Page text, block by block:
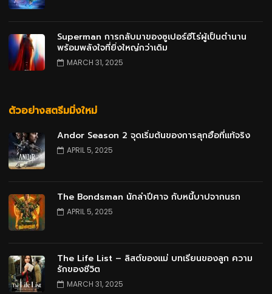
Superman การกลับมาของซูเปอร์ฮีโร่ผู้เป็นตำนาน
พร้อมพลังใจที่ยิ่งใหญ่กว่าเดิม
MARCH 31, 2025
ตัวอย่างสตรีมมิ่งใหม่
Andor Season 2 จุดเริ่มต้นของการลุกฮือที่แท้จริง
APRIL 5, 2025
The Bondsman นักล่าปีศาจ กับหนี้บาปจากนรก
APRIL 5, 2025
The Life List – ลิสต์ของแม่ บทเรียนของลูก ความ
รักของชีวิต
MARCH 31, 2025